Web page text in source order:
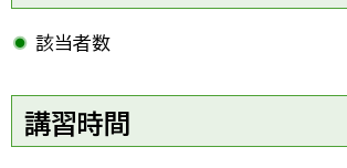
該当者数
講習時間